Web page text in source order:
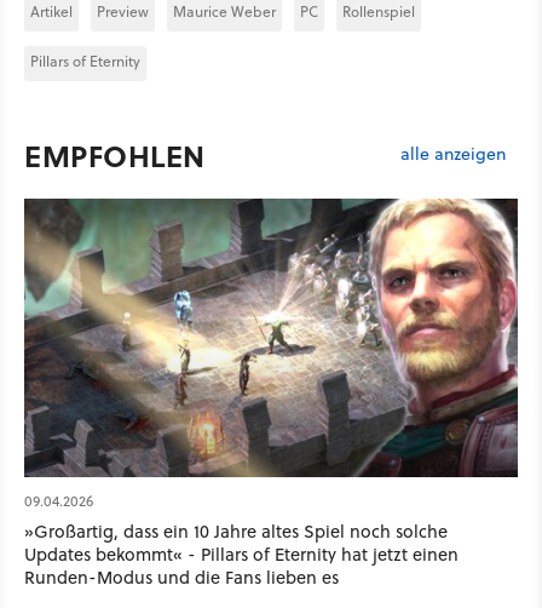
Artikel Preview Maurice Weber PC Rollenspiel
Pillars of Eternity
EMPFOHLEN alle anzeigen
09.04.2026
»Großartig, dass ein 10 Jahre altes Spiel noch solche
Updates bekommt« - Pillars of Eternity hat jetzt einen
Runden-Modus und die Fans lieben es